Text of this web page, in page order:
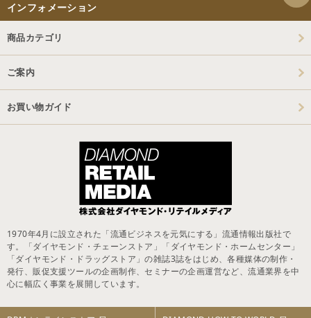
インフォメーション
商品カテゴリ
ご案内
お買い物ガイド
1970年4月に設立された「流通ビジネスを元気にする」流通情報出版社で
す。「ダイヤモンド・チェーンストア」「ダイヤモンド・ホームセンター」
「ダイヤモンド・ドラッグストア」の雑誌3誌をはじめ、各種媒体の制作・
発行、販促支援ツールの企画制作、セミナーの企画運営など、流通業界を中
心に幅広く事業を展開しています。